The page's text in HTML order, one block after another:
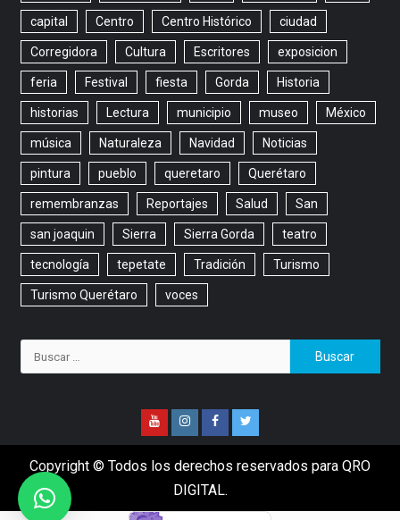
capital Centro Centro Histórico ciudad
Corregidora Cultura Escritores exposicion
feria Festival fiesta Gorda Historia
historias Lectura municipio museo México
música Naturaleza Navidad Noticias
pintura pueblo queretaro Querétaro
remembranzas Reportajes Salud San
san joaquin Sierra Sierra Gorda teatro
tecnología tepetate Tradición Turismo
Turismo Querétaro voces
Copyright © Todos los derechos reservados para QRO
DIGITAL.